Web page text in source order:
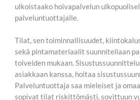
ulkoistaako hoivapalvelun
palveluntuottajalle.
Tilat, sen toiminnallisuudet,
sekä pintamateriaalit suunnitellaan
toiveiden mukaan.
asiakkaan kanssa, hoitaa
Palveluntuottaja saa mieleiset ja
sopivat tilat riskittömästi, sovittuun